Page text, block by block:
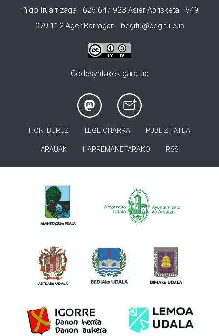
Iñigo Iruarrizaga · 626 647 923 Asier Abrisketa · 649
979 112 Ager Barragan · begitu@begitu.eus
Codesyntaxek garatua
HONI BURUZ LEGE OHARRA PUBLIZITATEA
ARAUAK HARREMANETARAKO RSS